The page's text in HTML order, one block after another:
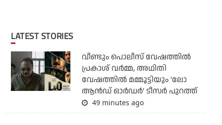
LATEST STORIES
വീണ്ടും പൊലീസ് വേഷത്തിൽ
പ്രകാശ് വർമ്മ, അഥിതി
വേഷത്തിൽ മമ്മൂട്ടിയും ‘ലോ
ആൻഡ് ഓർഡർ’ ടീസർ പുറത്ത്
49 minutes ago